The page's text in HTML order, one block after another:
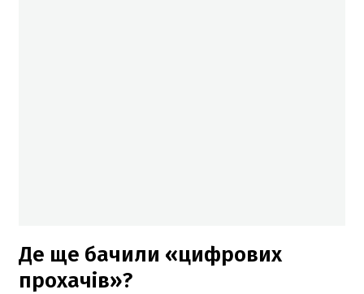
Де ще бачили «цифрових
прохачів»?